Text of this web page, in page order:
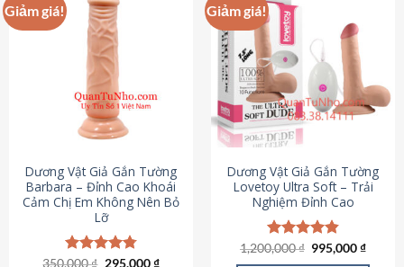
Giảm giá!
Dương Vật Giả Gắn Tường
Barbara – Đỉnh Cao Khoái
Cảm Chị Em Không Nên Bỏ
Lỡ
Được xếp
350,000₫ Giá
295,000₫Giá
Giảm giá!
Dương Vật Giả Gắn Tường
Lovetoy Ultra Soft – Trải
Nghiệm Đỉnh Cao
Được xếp
hạng4.82
1,200,000₫ Giá
995,000₫Giá